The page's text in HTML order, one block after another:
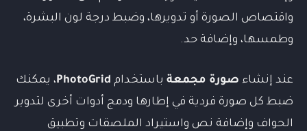
واقتصاص الصورة أو تدويرها، وضبط درجة لون البشرة،
وطمسها، وإضافة حد.
عند إنشاء صورة مجمعة باستخدام PhotoGrid، يمكنك
ضبط كل صورة فردية في إطارها ودمج أدوات أخرى لتدوير
الحواف وإضافة نص واستيراد الملصقات وتطبيق